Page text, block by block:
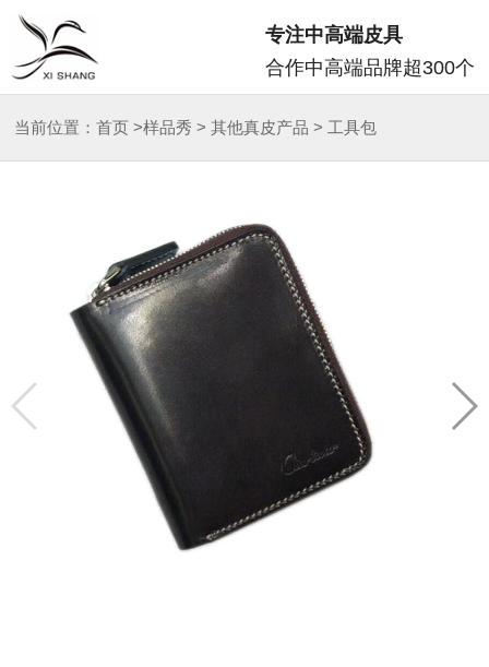
专注中高端皮具
合作中高端品牌超300个
当前位置：首页 >样品秀 >其他真皮产品 > 工具包